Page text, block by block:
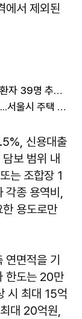
에서 제외된
서울시 "폭염중대경보 발효된 4일, 온열질환자 39명 추가 발생"
김용범 실장, 오세훈 시장과 오늘 오찬회동...서울시 주택 공급 논의
신용대출
보 범위 내
는 조합장 1
종 용역비,
용도로만
면적을 기
한도는 20만
시 최대 15억
대 20억원,